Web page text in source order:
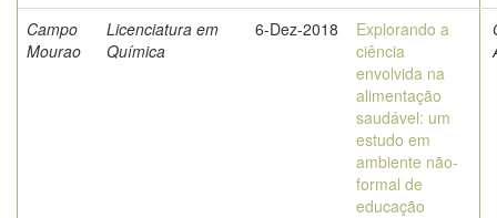
Campo
Mourao
Licenciatura em
Química
6-Dez-2018
Explorando a
ciência
envolvida na
alimentação
saudável: um
estudo em
ambiente não-
formal de
educação